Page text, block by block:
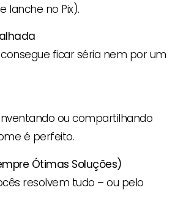
lanche no Pix).
ficar séria nem por um
ou compartilhando
é perfeito.
Ótimas Soluções)
resolvem tudo – ou pelo